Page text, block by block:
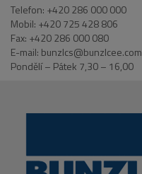
Telefon: +420 286 000 000
Mobil: +420 725 428 806
Fax: +420 286 000 080
E-mail: bunzlcs@bunzlcee.com
Pondělí – Pátek 7,30 – 16,00